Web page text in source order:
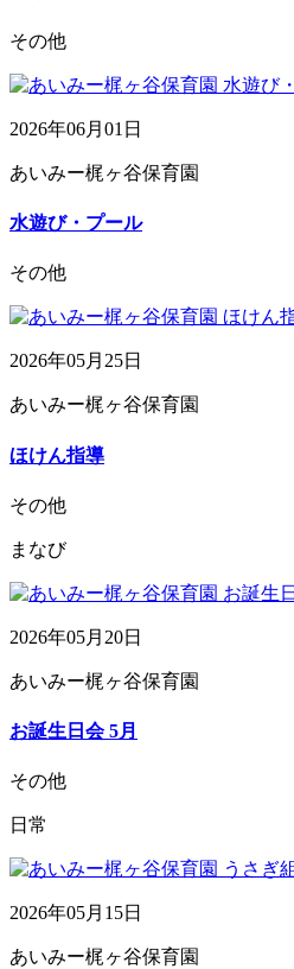
その他
2026年06月01日
あいみー梶ヶ谷保育園
水遊び・プール
その他
2026年05月25日
あいみー梶ヶ谷保育園
ほけん指導
その他
まなび
2026年05月20日
あいみー梶ヶ谷保育園
お誕生日会 5月
その他
日常
2026年05月15日
あいみー梶ヶ谷保育園